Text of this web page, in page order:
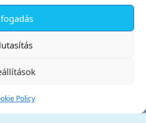
Policy
✕